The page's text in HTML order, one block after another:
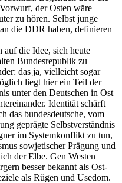
der Osten wäre
zu hören. Selbst junge
die DDR haben, definieren
auf die Idee, sich heute
Bundesrepublik zu
das ja, vielleicht sogar
liegt hier ein Teil der
unter den Deutschen in Ost
Identität schärft
das bundesdeutsche, vom
geprägte Selbstverständnis
im Systemkonflikt zu tun,
sowjetischer Prägung und
der Elbe. Gen Westen
besser bekannt als Ost-
als Rügen und Usedom.